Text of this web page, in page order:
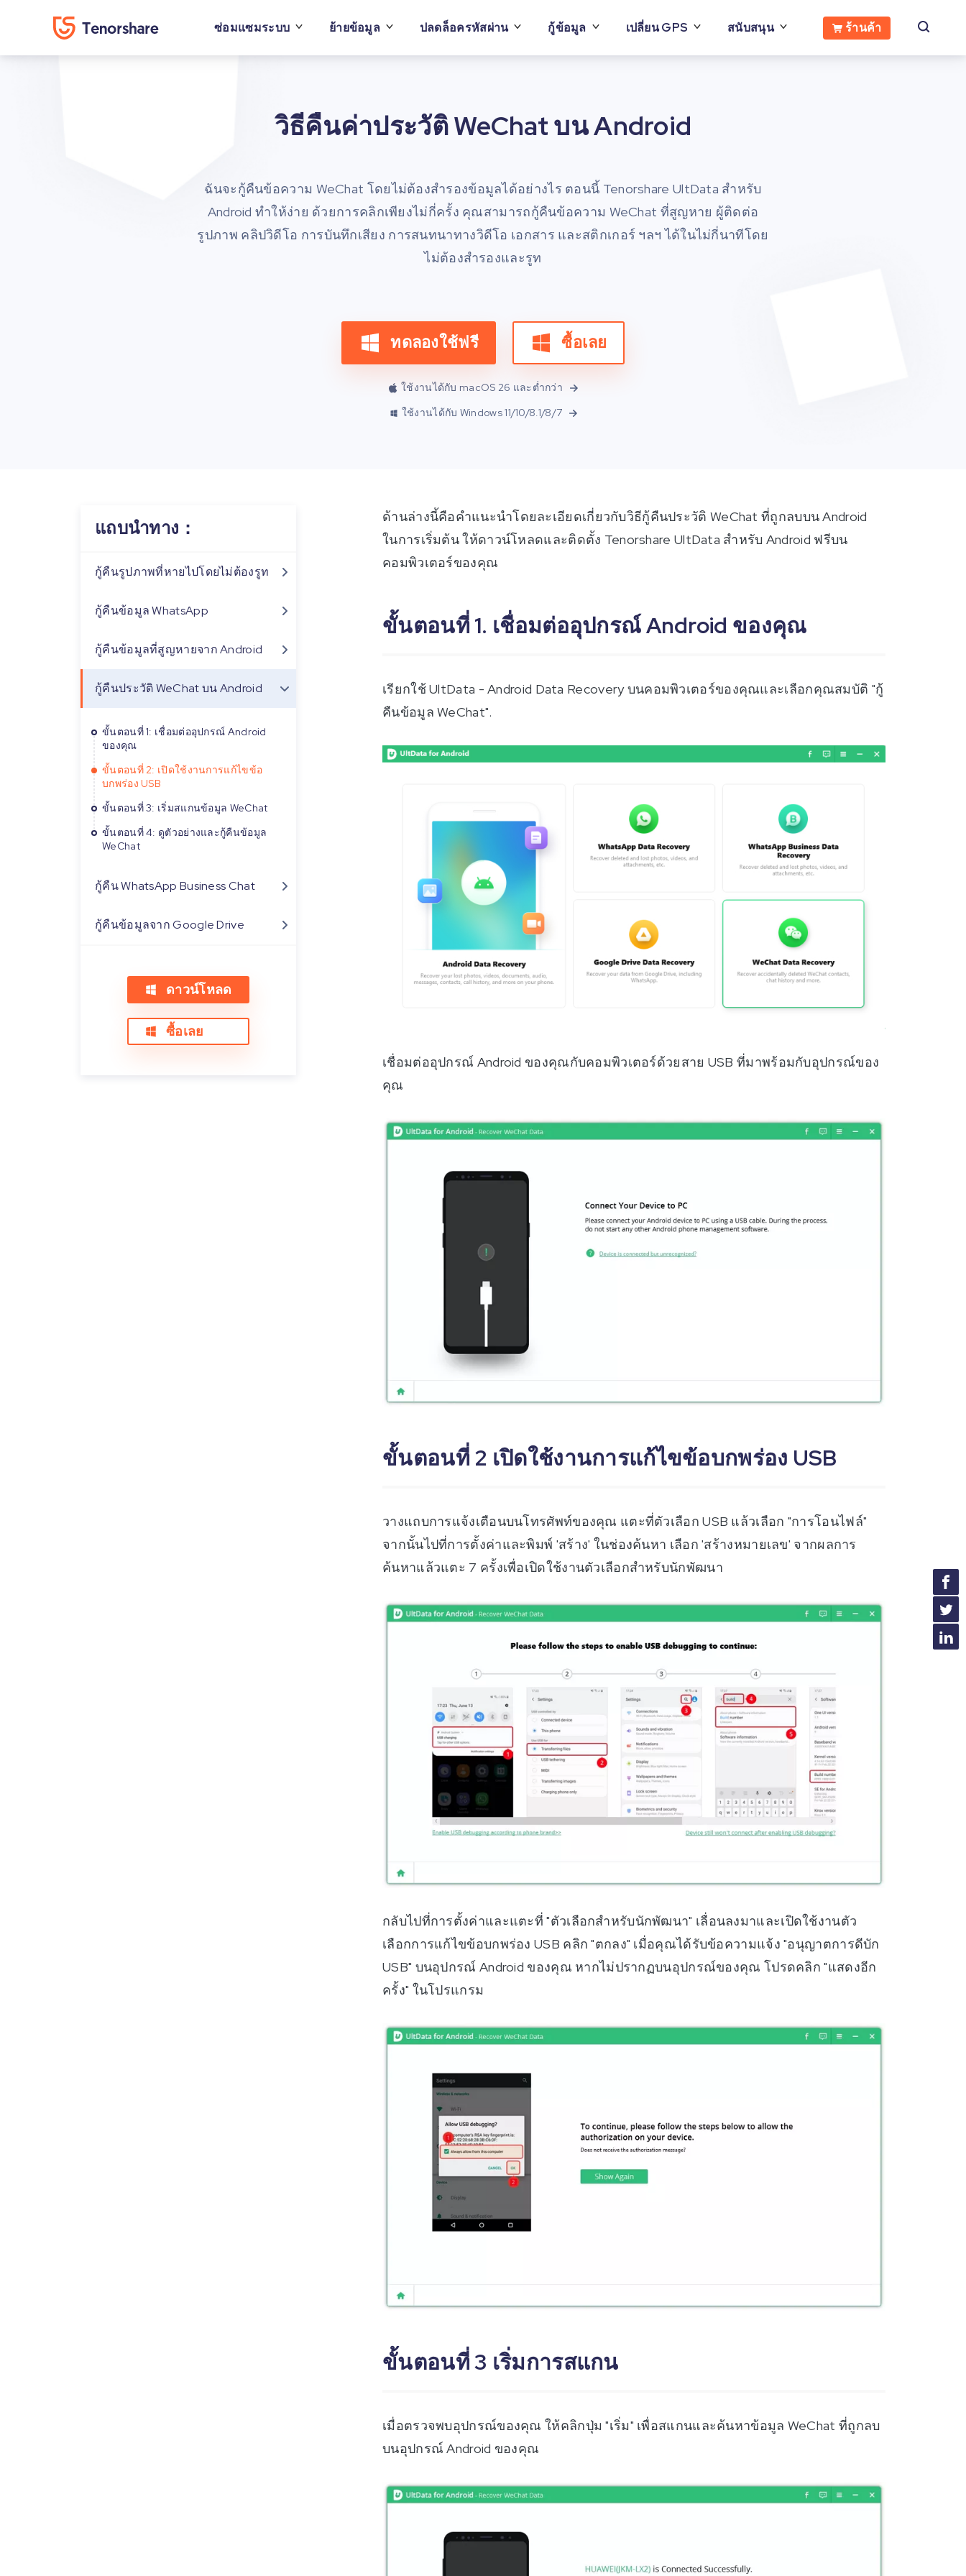
ซ่อมแซมระบบ ย้ายข้อมูล ปลดล็อครหัสผ่าน กู้ข้อมูล เปลี่ยน GPS สนับสนุน ร้านค้า
วิธีคืนค่าประวัติ WeChat บน Android
ฉันจะกู้คืนข้อความ WeChat โดยไม่ต้องสำรองข้อมูลได้อย่างไร ตอนนี้ Tenorshare UltData สำหรับ
Android ทำให้ง่าย ด้วยการคลิกเพียงไม่กี่ครั้ง คุณสามารถกู้คืนข้อความ WeChat ที่สูญหาย ผู้ติดต่อ
รูปภาพ คลิปวิดีโอ การบันทึกเสียง การสนทนาทางวิดีโอ เอกสาร และสติกเกอร์ ฯลฯ ได้ในไม่กี่นาทีโดย
ไม่ต้องสำรองและรูท
ทดลองใช้ฟรี ซื้อเลย
ใช้งานได้กับ macOS 26 และต่ำกว่า
ใช้งานได้กับ Windows 11/10/8.1/8/7
แถบนำทาง：
กู้คืนรูปภาพที่หายไปโดยไม่ต้องรูท
กู้คืนข้อมูล WhatsApp
กู้คืนข้อมูลที่สูญหายจาก Android
กู้คืนประวัติ WeChat บน Android
ขั้นตอนที่ 1: เชื่อมต่ออุปกรณ์ Android
ของคุณ
ขั้นตอนที่ 2: เปิดใช้งานการแก้ไขข้อ
บกพร่อง USB
ขั้นตอนที่ 3: เริ่มสแกนข้อมูล WeChat
ขั้นตอนที่ 4: ดูตัวอย่างและกู้คืนข้อมูล
WeChat
กู้คืน WhatsApp Business Chat
กู้คืนข้อมูลจาก Google Drive
ดาวน์โหลด
ซื้อเลย
ด้านล่างนี้คือคำแนะนำโดยละเอียดเกี่ยวกับวิธีกู้คืนประวัติ WeChat ที่ถูกลบบน Android
ในการเริ่มต้น ให้ดาวน์โหลดและติดตั้ง Tenorshare UltData สำหรับ Android ฟรีบน
คอมพิวเตอร์ของคุณ
ขั้นตอนที่ 1. เชื่อมต่ออุปกรณ์ Android ของคุณ
เรียกใช้ UltData - Android Data Recovery บนคอมพิวเตอร์ของคุณและเลือกคุณสมบัติ "กู้
คืนข้อมูล WeChat".
เชื่อมต่ออุปกรณ์ Android ของคุณกับคอมพิวเตอร์ด้วยสาย USB ที่มาพร้อมกับอุปกรณ์ของ
คุณ
ขั้นตอนที่ 2 เปิดใช้งานการแก้ไขข้อบกพร่อง USB
วางแถบการแจ้งเตือนบนโทรศัพท์ของคุณ แตะที่ตัวเลือก USB แล้วเลือก "การโอนไฟล์"
จากนั้นไปที่การตั้งค่าและพิมพ์ 'สร้าง' ในช่องค้นหา เลือก 'สร้างหมายเลข' จากผลการ
ค้นหาแล้วแตะ 7 ครั้งเพื่อเปิดใช้งานตัวเลือกสำหรับนักพัฒนา
กลับไปที่การตั้งค่าและแตะที่ "ตัวเลือกสำหรับนักพัฒนา" เลื่อนลงมาและเปิดใช้งานตัว
เลือกการแก้ไขข้อบกพร่อง USB คลิก "ตกลง" เมื่อคุณได้รับข้อความแจ้ง "อนุญาตการดีบัก
USB" บนอุปกรณ์ Android ของคุณ หากไม่ปรากฏบนอุปกรณ์ของคุณ โปรดคลิก "แสดงอีก
ครั้ง" ในโปรแกรม
ขั้นตอนที่ 3 เริ่มการสแกน
เมื่อตรวจพบอุปกรณ์ของคุณ ให้คลิกปุ่ม "เริ่ม" เพื่อสแกนและค้นหาข้อมูล WeChat ที่ถูกลบ
บนอุปกรณ์ Android ของคุณ